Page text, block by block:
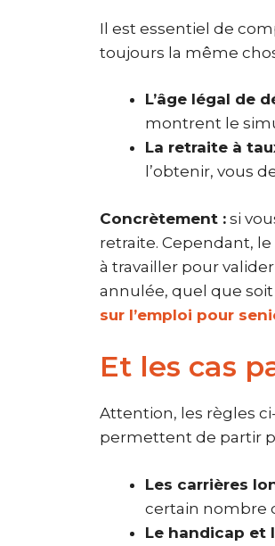
Il est essentiel de
toujours la même
L’âge légal de
montrent le
La retraite à
l’obtenir, vous
Concrètement : si
retraite. Cependant,
à travailler pour
annulée, quel que
sur l’emploi pour
Et les cas
Attention, les règles
permettent de partir
Les carrières
certain nombre
Le handicap et